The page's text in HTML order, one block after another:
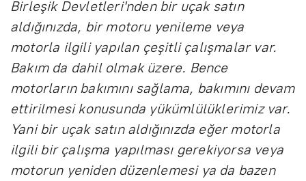
Birleşik Devletleri'nden bir uçak satın
aldığınızda, bir motoru yenileme veya
motorla ilgili yapılan çeşitli çalışmalar var.
Bakım da dahil olmak üzere. Bence
motorların bakımını sağlama, bakımını devam
ettirilmesi konusunda yükümlülüklerimiz var.
Yani bir uçak satın aldığınızda eğer motorla
ilgili bir çalışma yapılması gerekiyorsa veya
motorun yeniden düzenlemesi ya da bazen